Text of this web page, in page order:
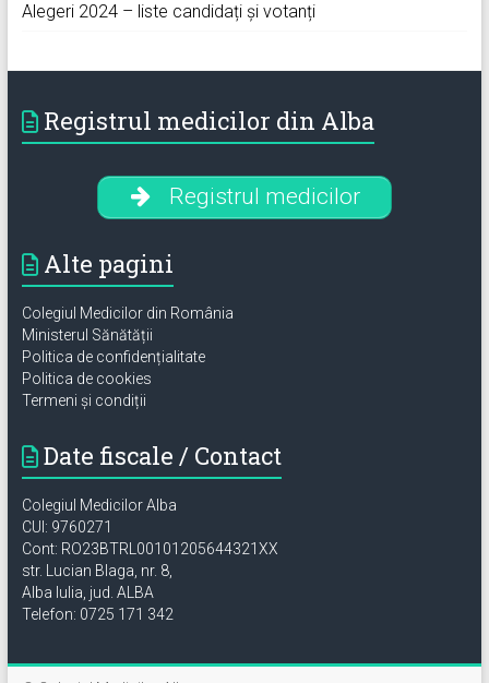
Alegeri 2024 – liste candidați și votanți
Registrul medicilor din Alba
Registrul medicilor
Alte pagini
Colegiul Medicilor din România
Ministerul Sănătății
Politica de confidențialitate
Politica de cookies
Termeni și condiții
Date fiscale / Contact
Colegiul Medicilor Alba
CUI: 9760271
Cont: RO23BTRL00101205644321XX
str. Lucian Blaga, nr. 8,
Alba Iulia, jud. ALBA
Telefon: 0725 171 342